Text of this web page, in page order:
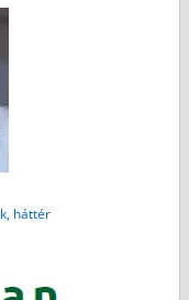
háttér